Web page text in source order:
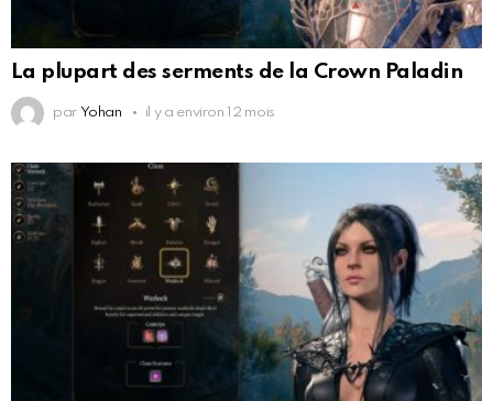
La plupart des serments de la Crown Paladin
par Yohan il y a environ 12 mois